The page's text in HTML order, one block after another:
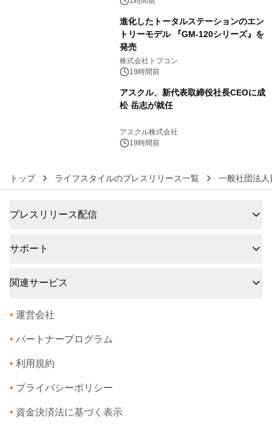
進化したトータルステーションのエン
トリーモデル 『GM-120シリーズ』を
発売
株式会社トプコン
19時間前
アスクル、新代表取締役社長CEOに成
松 岳志が就任
アスクル株式会社
19時間前
トップ ライフスタイルのプレスリリース一覧 一般社団法
プレスリリース配信
サポート
関連サービス
• 運営会社
• パートナープログラム
• 利用規約
• プライバシーポリシー
• 資金決済法に基づく表示